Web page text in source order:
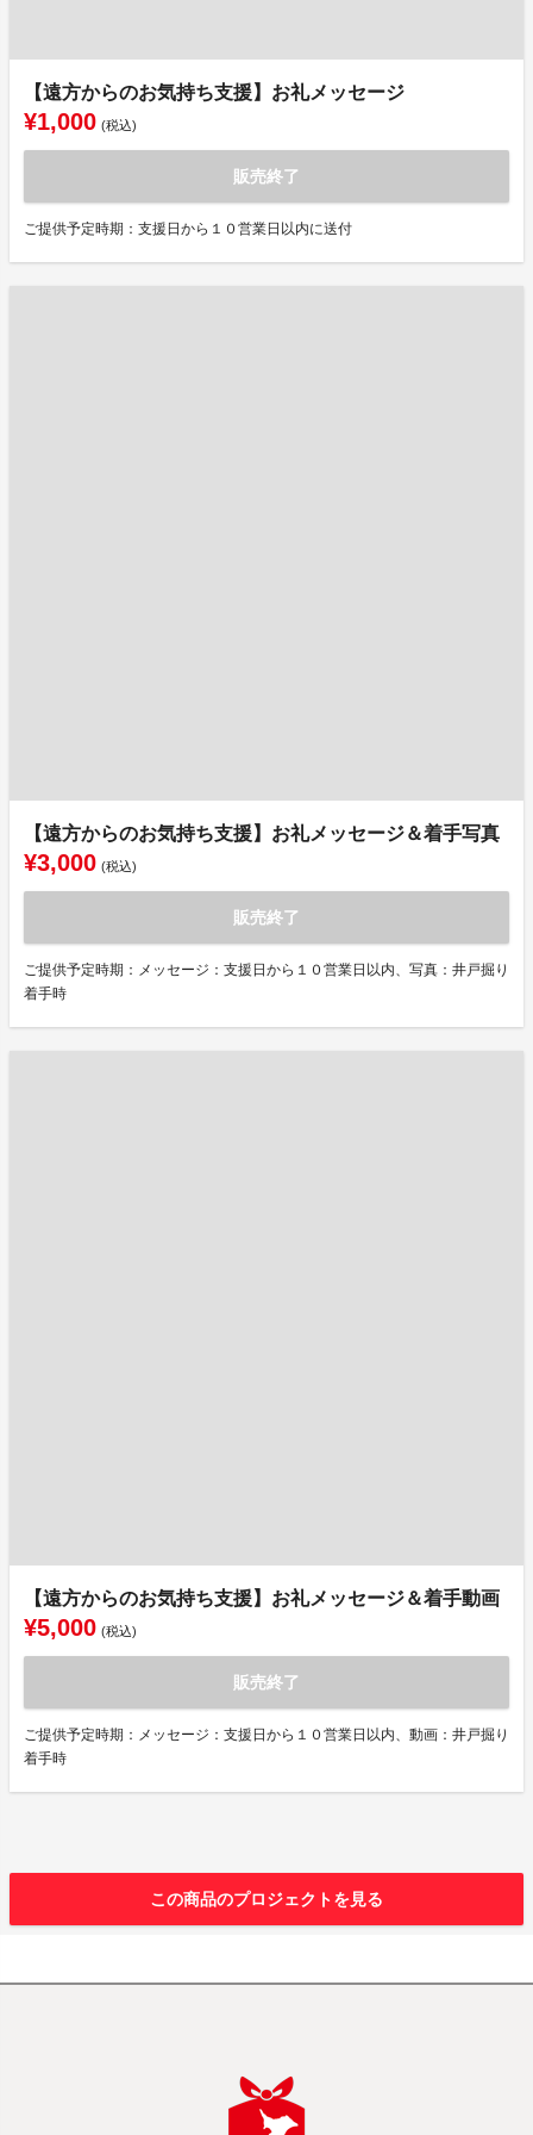
【遠方からのお気持ち支援】お礼メッセージ
¥1,000 (税込)
販売終了
ご提供予定時期：支援日から１０営業日以内に送付
【遠方からのお気持ち支援】お礼メッセージ＆着手写真
¥3,000 (税込)
販売終了
ご提供予定時期：メッセージ：支援日から１０営業日以内、写真：井戸掘り
着手時
【遠方からのお気持ち支援】お礼メッセージ＆着手動画
¥5,000 (税込)
販売終了
ご提供予定時期：メッセージ：支援日から１０営業日以内、動画：井戸掘り
着手時
この商品のプロジェクトを見る